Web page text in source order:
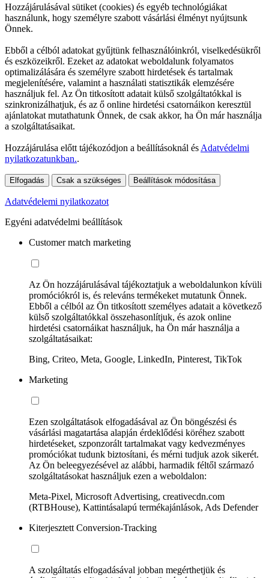
Hozzájárulásával sütiket (cookies) és egyéb technológiákat
használunk, hogy személyre szabott vásárlási élményt nyújtsunk
Önnek.
Ebből a célból adatokat gyűjtünk felhasználóinkról, viselkedésükről
és eszközeikről. Ezeket az adatokat weboldalunk folyamatos
optimalizálására és személyre szabott hirdetések és tartalmak
megjelenítésére, valamint a használati statisztikák elemzésére
használjuk fel. Az Ön titkosított adatait külső szolgáltatókkal is
szinkronizálhatjuk, és az ő online hirdetési csatornáikon keresztül
ajánlatokat mutathatunk Önnek, de csak akkor, ha Ön már használja
a szolgáltatásaikat.
Hozzájárulása előtt tájékozódjon a beállításoknál és Adatvédelmi
nyilatkozatunkban..
Elfogadás Csak a szükséges Beállítások módosítása
Adatvédelemi nyilatkozatot
Egyéni adatvédelmi beállítások
Customer match marketing
Az Ön hozzájárulásával tájékoztatjuk a weboldalunkon kívüli
promóciókról is, és releváns termékeket mutatunk Önnek.
Ebből a célból az Ön titkosított személyes adatait a következő
külső szolgáltatókkal összehasonlítjuk, és azok online
hirdetési csatornáikat használjuk, ha Ön már használja a
szolgáltatásaikat:
Bing, Criteo, Meta, Google, LinkedIn, Pinterest, TikTok
Marketing
Ezen szolgáltatások elfogadásával az Ön böngészési és
vásárlási magatartása alapján érdeklődési köréhez szabott
hirdetéseket, szponzorált tartalmakat vagy kedvezményes
promóciókat tudunk biztosítani, és mérni tudjuk azok sikerét.
Az Ön beleegyezésével az alábbi, harmadik féltől származó
szolgáltatásokat használjuk ezen a weboldalon:
Meta-Pixel, Microsoft Advertising, creativecdn.com
(RTBHouse), Kattintásalapú termékajánlások, Ads Defender
Kiterjesztett Conversion-Tracking
A szolgáltatás elfogadásával jobban megérthetjük és